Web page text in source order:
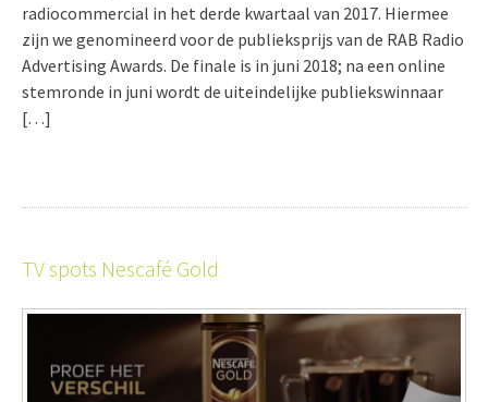
radiocommercial in het derde kwartaal van 2017. Hiermee
zijn we genomineerd voor de publieksprijs van de RAB Radio
Advertising Awards. De finale is in juni 2018; na een online
stemronde in juni wordt de uiteindelijke publiekswinnaar
[…]
TV spots Nescafé Gold